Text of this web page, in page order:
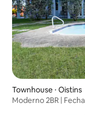
Townhouse ⋅ Oistins
Moderno 2BR |